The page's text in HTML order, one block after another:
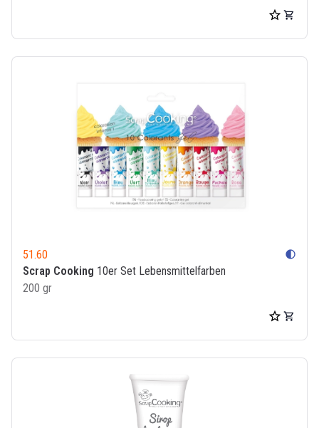
51.60 contrast
Scrap Cooking 10er Set Lebensmittelfarben
200 gr